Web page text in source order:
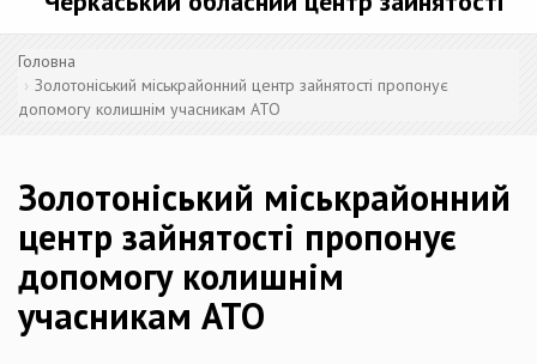
Головна
Золотоніський міськрайонний центр зайнятості пропонує
допомогу колишнім учасникам АТО
Золотоніський міськрайонний
центр зайнятості пропонує
допомогу колишнім
учасникам АТО